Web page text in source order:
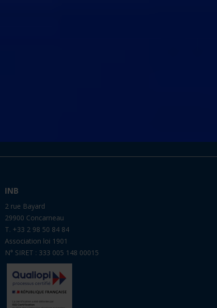
INB
2 rue Bayard
29900 Concarneau
T. +33 2 98 50 84 84
Association loi 1901
N° SIRET : 333 005 148 00015